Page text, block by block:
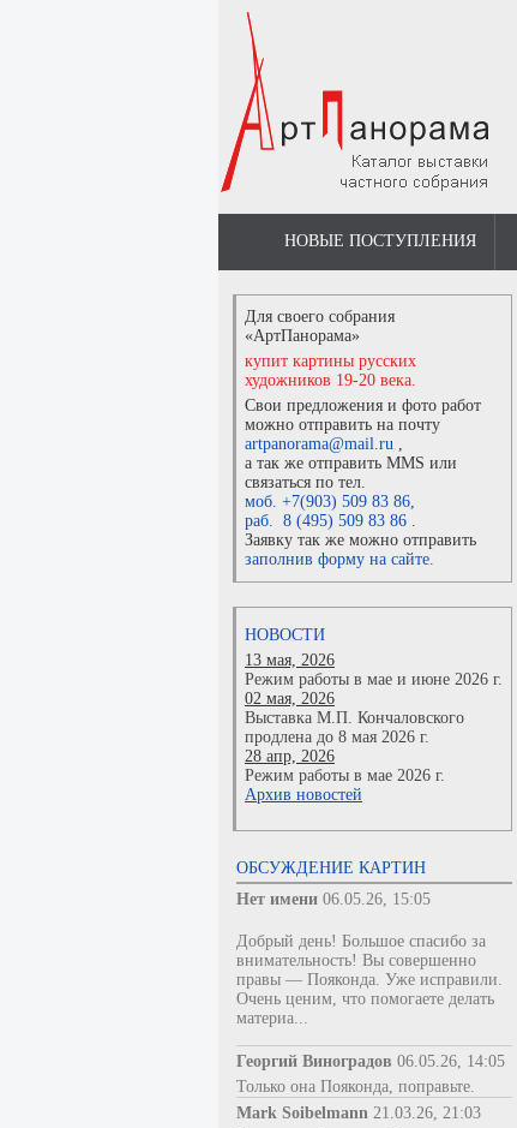
НОВЫЕ ПОСТУПЛЕНИЯ
Для своего собрания
«АртПанорама»
купит картины русских
художников 19-20 века.
Свои предложения и фото работ
можно отправить на почту
artpanorama@mail.ru ,
а так же отправить MMS или
связаться по тел.
моб. +7(903) 509 83 86,
раб. 8 (495) 509 83 86 .
Заявку так же можно отправить
заполнив форму на сайте.
НОВОСТИ
13 мая, 2026
Режим работы в мае и июне 2026 г.
02 мая, 2026
Выставка М.П. Кончаловского
продлена до 8 мая 2026 г.
28 апр, 2026
Режим работы в мае 2026 г.
Архив новостей
ОБСУЖДЕНИЕ КАРТИН
Нет имени 06.05.26, 15:05
Добрый день! Большое спасибо за
внимательность! Вы совершенно
правы — Пояконда. Уже исправили.
Очень ценим, что помогаете делать
материа...
Георгий Виноградов 06.05.26, 14:05
Только она Пояконда, поправьте.
Mark Soibelmann 21.03.26, 21:03